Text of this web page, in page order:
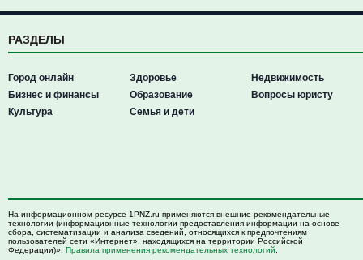
РАЗДЕЛЫ
Город онлайн
Бизнес и финансы
Культура
Здоровье
Образование
Семья и дети
Недвижимость
Вопросы юристу
На информационном ресурсе 1PNZ.ru применяются внешние рекомендательные
технологии (информационные технологии предоставления информации на основе
сбора, систематизации и анализа сведений, относящихся к предпочтениям
пользователей сети «Интернет», находящихся на территории Российской
Федерации)». Правила применения рекомендательных технологий